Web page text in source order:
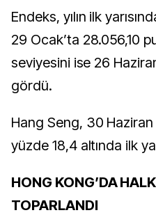
Endeks, yılın ilk
29 Ocak’ta 28.056,10
seviyesini ise 26
gördü.
Hang Seng, 30 Haziran
yüzde 18,4 altında ilk
HONG KONG’DA
TOPARLANDI